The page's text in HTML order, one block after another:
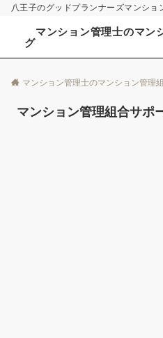
八王子のグッドプランナーズマンショ
マンション管理士のマン
マンション管理士のマン
マンション管理組合サポ